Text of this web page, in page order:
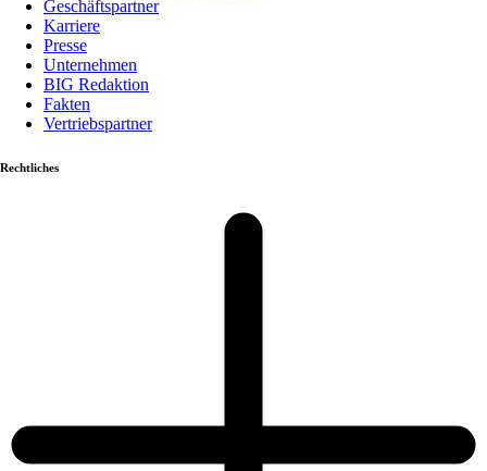
Geschäftspartner
Karriere
Presse
Unternehmen
BIG Redaktion
Fakten
Vertriebspartner
Rechtliches